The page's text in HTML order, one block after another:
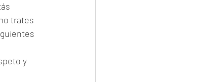
trates
y